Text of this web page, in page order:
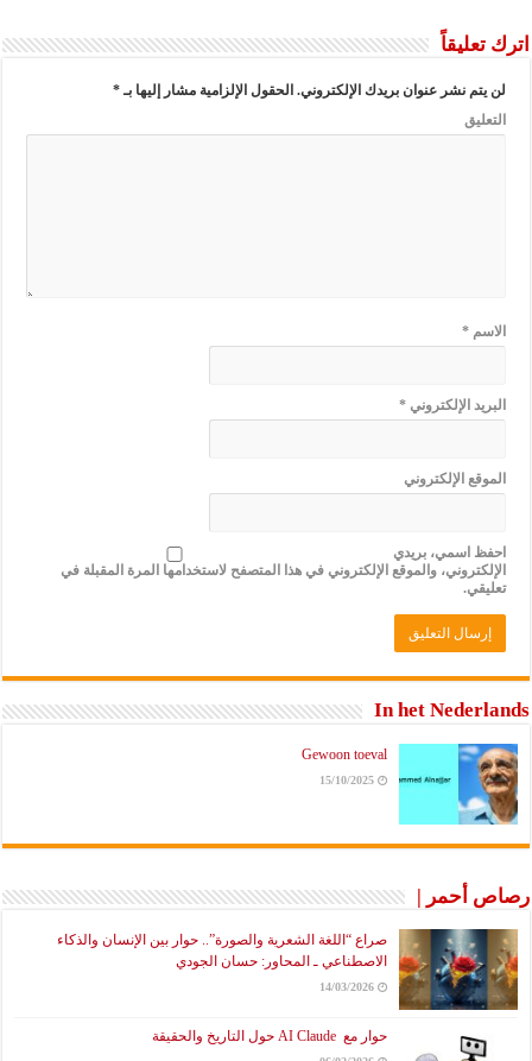
اترك تعليقاً
لن يتم نشر عنوان بريدك الإلكتروني. الحقول الإلزامية مشار إليها بـ*
التعليق
الاسم*
البريد الإلكتروني*
الموقع الإلكتروني
احفظ اسمي، بريدي
الإلكتروني، والموقع الإلكتروني في هذا المتصفح لاستخدامها المرة المقبلة في
تعليقي.
In het Nederlands
Gewoon toeval
15/10/2025
رصاص أحمر |
صراع “اللغة الشعرية والصورة”.. حوار بين الإنسان والذكاء
الاصطناعي ـ المحاور: حسان الجودي
14/03/2026
حوار مع AI Claude حول التاريخ والحقيقة